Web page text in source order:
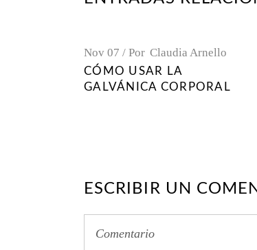
Nov 07 Por Claudia Arnello
CÓMO USAR LA
GALVÁNICA CORPORAL
ESCRIBIR UN